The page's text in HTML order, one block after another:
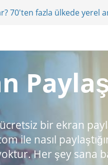
70'ten fazla ülkede
bir ekran
ile nasıl
Her şey sana